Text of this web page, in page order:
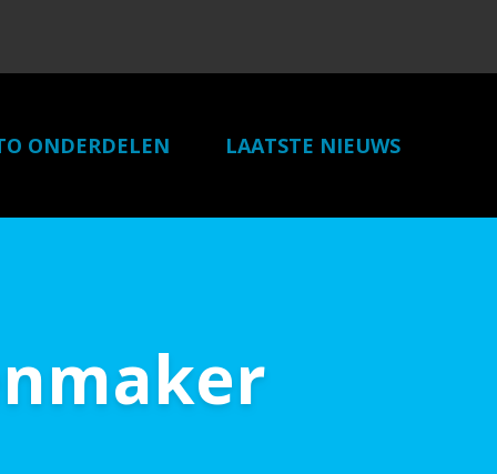
ONDERDELEN LAATSTE NIEUWS